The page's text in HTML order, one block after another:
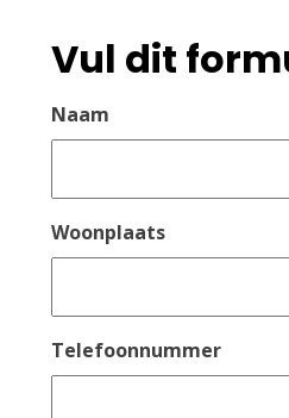
Vul dit
Naam
Woonplaats
Telefoonnummer